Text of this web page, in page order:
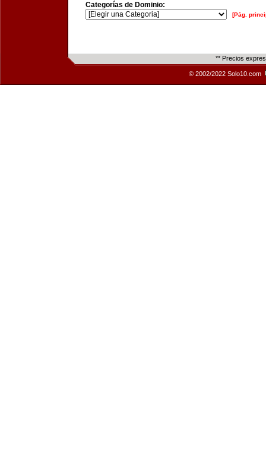
Categorías de Dominio:
[Pág.
** Precios
© 2002/2022 Solo10.com